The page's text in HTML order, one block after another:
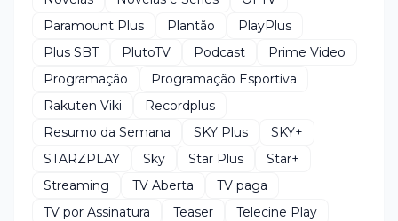
Paramount Plus
Plantão
PlayPlus
Plus SBT
PlutoTV Podcast
Prime Video
Programação
Programação Esportiva
Rakuten Viki
Recordplus
Resumo da Semana
SKY Plus
SKY+
STARZPLAY
Sky Star Plus
Star+
Streaming
TV Aberta
TV paga
TV por Assinatura
Teaser
Telecine Play